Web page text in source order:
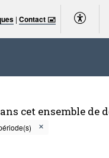
|Contact 🖃
cet ensemble de